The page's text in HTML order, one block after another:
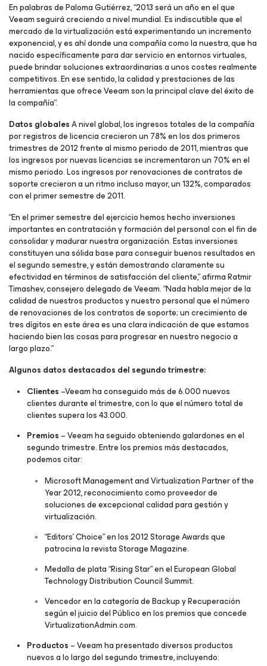
En palabras de Paloma Gutiérrez, “2013 será un año en el que
Veeam seguirá creciendo a nivel mundial. Es indiscutible que el
mercado de la virtualización está experimentando un incremento
exponencial, y es ahí donde una compañía como la nuestra, que ha
nacido específicamente para dar servicio en entornos virtuales,
puede brindar soluciones extraordinarias a unos costes realmente
competitivos. En ese sentido, la calidad y prestaciones de las
herramientas que ofrece Veeam son la principal clave del éxito de
la compañía”.
Datos globalesA nivel global, los ingresos totales de la compañía
por registros de licencia crecieron un 78% en los dos primeros
trimestres de 2012 frente al mismo periodo de 2011, mientras que
los ingresos por nuevas licencias se incrementaron un 70% en el
mismo periodo. Los ingresos por renovaciones de contratos de
soporte crecieron a un ritmo incluso mayor, un 132%, comparados
con el primer semestre de 2011.
“En el primer semestre del ejercicio hemos hecho inversiones
importantes en contratación y formación del personal con el fin de
consolidar y madurar nuestra organización. Estas inversiones
constituyen una sólida base para conseguir buenos resultados en
el segundo semestre, y están demostrando claramente su
efectividad en términos de satisfacción del cliente,” afirma Ratmir
Timashev, consejero delegado de Veeam. “Nada habla mejor de la
calidad de nuestros productos y nuestro personal que el número
de renovaciones de los contratos de soporte; un crecimiento de
tres dígitos en este área es una clara indicación de que estamos
haciendo bien las cosas para progresar en nuestro negocio a
largo plazo.”
Algunos datos destacados del segundo trimestre:
Clientes –Veeam ha conseguido más de 6.000 nuevos
clientes durante el trimestre, con lo que el número total de
clientes supera los 43.000.
Premios – Veeam ha seguido obteniendo galardones en el
segundo trimestre. Entre los premios más destacados,
podemos citar:
Microsoft Management and Virtualization Partner of the
Year 2012, reconocimiento como proveedor de
soluciones de excepcional calidad para gestión y
virtualización.
“Editors’ Choice” en los 2012 Storage Awards que
patrocina la revista Storage Magazine.
Medalla de plata “Rising Star” en el European Global
Technology Distribution Council Summit.
Vencedor en la categoría de Backup y Recuperación
según el juicio del Público en los premios que concede
VirtualizationAdmin.com.
Productos – Veeam ha presentado diversos productos
nuevos a lo largo del segundo trimestre, incluyendo: